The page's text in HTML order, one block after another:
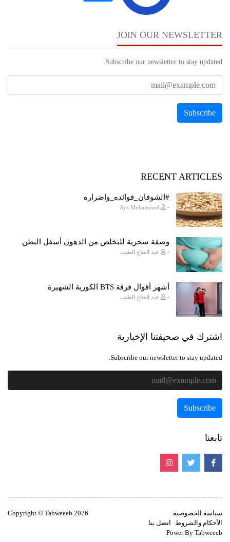
JOIN OUR NEWSLETTER
Subscribe our newsletter to stay updated.
RECENT ARTICLES
#الشوفان_فوائده_واضراره
-
وصفة سحرية للتخلص من الدهون أسفل البطن
- عبد الفتاح الطيب
أشهر أقوال فرقة BTS الكورية الشهيرة
- عبد الفتاح الطيب
اشترك في صحيفتنا الإخبارية
Subscribe our newsletter to stay updated.
تابعنا
سياسة الخصوصية
الأحكام والشروط
اتصل بنا
Power By Tabweeeb
Copyright © Tabweeeb 2026